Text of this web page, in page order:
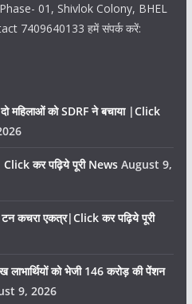
01, Shivlok Colony, BHEL
7409640133 हमें संपर्क करें:
महिलाओं को SDRF ने बचाया |Click
Click कर पढ़िये पूरी News August 9,
कचरा एकत्र|Click कर पढ़िये पूरी
को भेजी 146 करोड़ की पेंशन
9, 2026